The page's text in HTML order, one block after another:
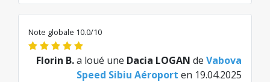
Note globale 10.0/10
Florin B.a loué une Dacia LOGAN de Vabova
Speed Sibiu Aéroport en 19.04.2025